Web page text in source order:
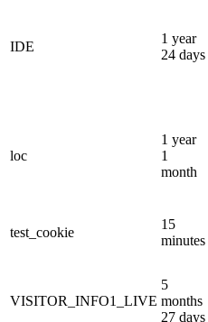
IDE
1 year
24 days
loc
1 year
1
month
test_cookie
15
minutes
VISITOR_INFO1_LIVE
5
months
27 days